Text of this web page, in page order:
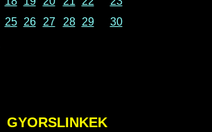
25 26 27 28 29
30
GYORSLINKEK